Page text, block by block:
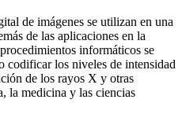
de imágenes se utilizan en una
de las aplicaciones en la
informáticos se
codificar los niveles de intensidad
de los rayos X y otras
la medicina y las ciencias